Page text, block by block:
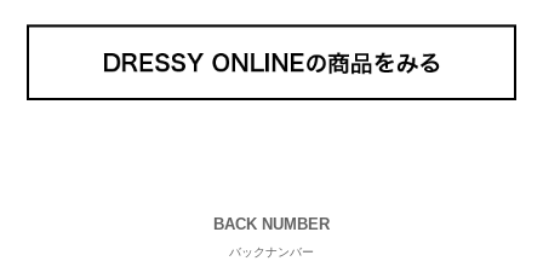
BACK NUMBER
バックナンバー